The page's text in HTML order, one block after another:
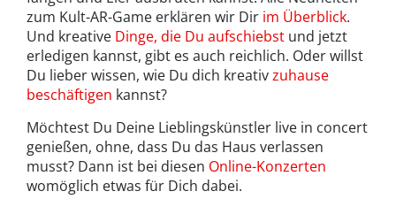
zum Kult-AR-Game erklären wir Dir im Überblick.
Und kreative Dinge, die Du aufschiebst und jetzt
erledigen kannst, gibt es auch reichlich. Oder willst
Du lieber wissen, wie Du dich kreativzuhause
beschäftigen kannst?
Möchtest Du Deine Lieblingskünstler live in concert
genießen, ohne, dass Du das Haus verlassen
musst? Dann ist bei diesen Online-Konzerten
womöglich etwas für Dich dabei.